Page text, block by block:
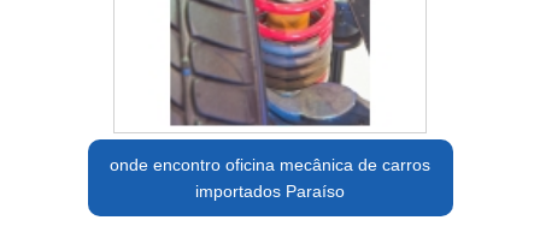
onde encontro oficina mecânica de carros
importados Paraíso